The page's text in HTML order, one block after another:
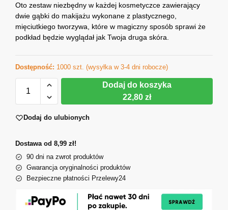
Oto zestaw niezbędny w każdej kosmetyczce zawierający
dwie gąbki do makijażu wykonane z plastycznego,
mięciutkiego tworzywa, które w magiczny sposób sprawi że
podkład będzie wyglądał jak Twoja druga skóra.
Dostępność: 1000 szt. (wysyłka w 3-4 dni robocze)
Dodaj do koszyka
22,80 zł
Dodaj do ulubionych
Dostawa od 8,99 zł!
90 dni na zwrot produktów
Gwarancja oryginalności produktów
Bezpieczne płatności Przelewy24